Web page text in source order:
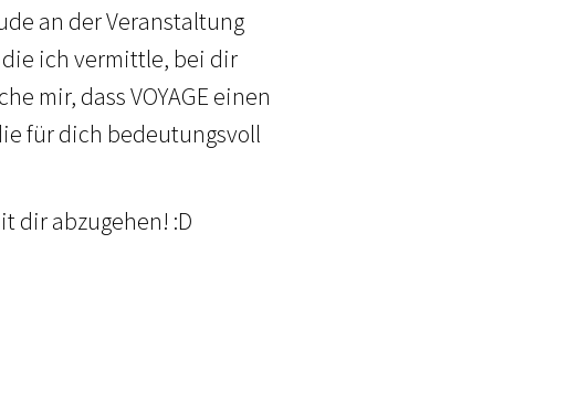
an der Veranstaltung
ich vermittle, bei dir
mir, dass VOYAGE einen
für dich bedeutungsvoll
dir abzugehen! :D